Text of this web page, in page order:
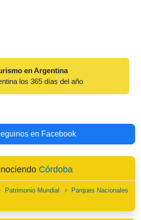
en Argentina
los 365 días del año
en Facebook
Córdoba
Patrimonio Mundial
Parques Nacionales